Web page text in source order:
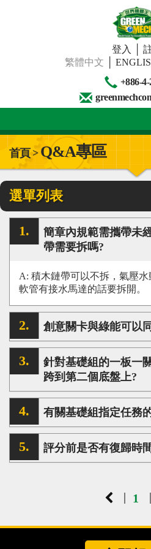
登入
繁體中文
+886-
關於我
下載專
賽事活
心得分
Q&A
CQ認
認證題
教師認
認證查
認證研
首頁 >Q&A專區
選單列表
簡章內規範需攜帶未
帶需要拆嗎?
A: 積木鏈帶可以不拆，氣壓
軟管有接水馬達的話要拆開。
創意關卡與綠能可以
針對基礎組的一板一
跨到第二個底盤上?
有關基礎組指定任務
評分前是否有復歸時
| 1 |